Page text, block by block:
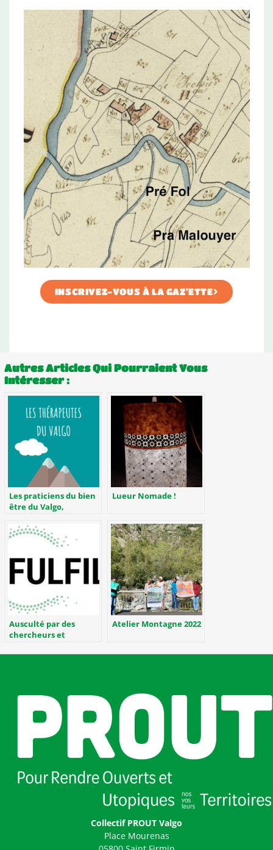
INSCRIVEZ-VOUS À LA GAZ'ETTE
Autres Articles Qui Pourraient Vous
Intéresser :
Les praticiens du bien
être du Valgo,
Lueur Nomade !
Ausculté par des
chercheurs et
Atelier Montagne 2022
Collectif PROUT Valgo
Place Mourenas